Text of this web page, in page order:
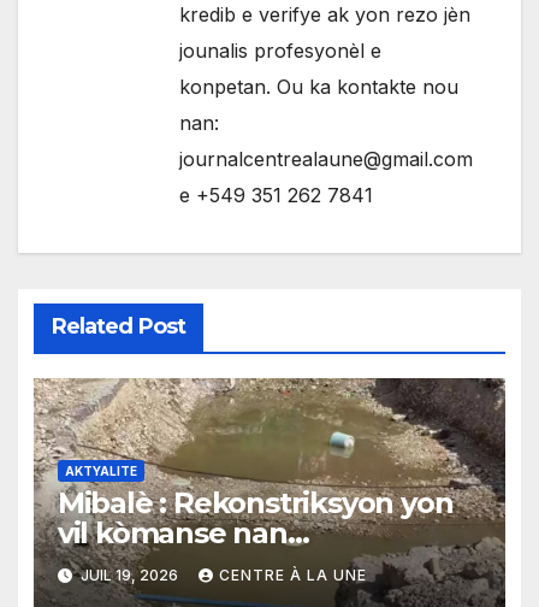
kredib e verifye ak yon rezo jèn
jounalis profesyonèl e
konpetan. Ou ka kontakte nou
nan:
journalcentrealaune@gmail.com
e +549 351 262 7841
Related Post
AKTYALITE
Mibalè : Rekonstriksyon yon
vil kòmanse nan
rekonstriksyon lespri moun
yo
JUIL 19, 2026 CENTRE À LA UNE